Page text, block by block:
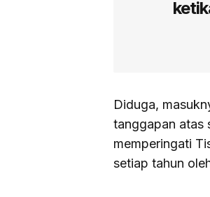
Diduga,
tanggapan atas
memperingati
setiap tahun